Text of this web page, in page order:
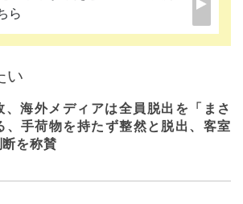
ら
い
海外メディアは全員脱出を「まさ
、手荷物を持たず整然と脱出、客室
を称賛